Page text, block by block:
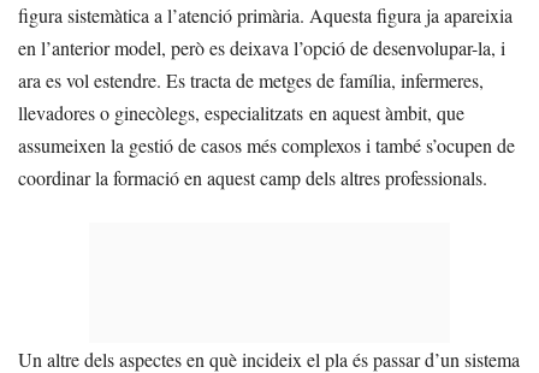
figura sistemàtica a l’atenció primària. Aquesta figura ja apareixia
en l’anterior model, però es deixava l’opció de desenvolupar-la, i
ara es vol estendre. Es tracta de metges de família, infermeres,
llevadores o ginecòlegs, especialitzats en aquest àmbit, que
assumeixen la gestió de casos més complexos i també s’ocupen de
coordinar la formació en aquest camp dels altres professionals.
Un altre dels aspectes en què incideix el pla és passar d’un sistema